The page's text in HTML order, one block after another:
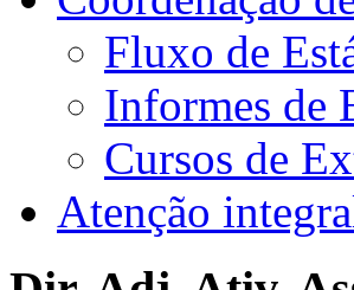
Fluxo de
Informes de
Cursos de
Atenção